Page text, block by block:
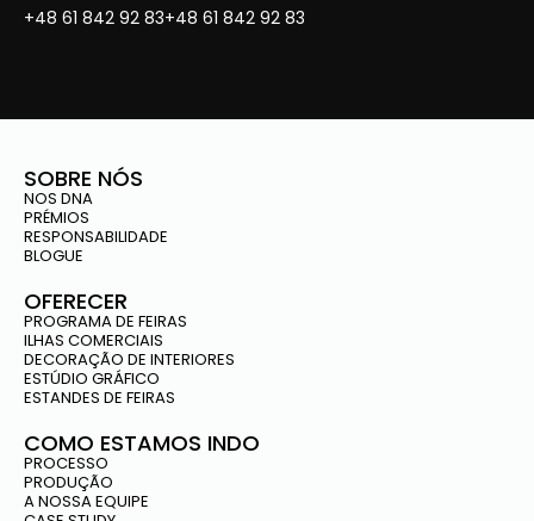
+48 61 842 92 83+48 61 842 92 83
SOBRE NÓS
NOS DNA
PRÉMIOS
RESPONSABILIDADE
BLOGUE
OFERECER
PROGRAMA DE FEIRAS
ILHAS COMERCIAIS
DECORAÇÃO DE INTERIORES
ESTÚDIO GRÁFICO
ESTANDES DE FEIRAS
COMO ESTAMOS INDO
PROCESSO
PRODUÇÃO
A NOSSA EQUIPE